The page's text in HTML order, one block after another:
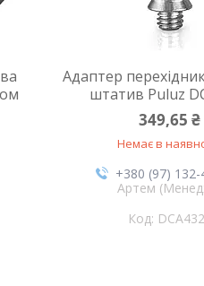
Адаптер
штатив Puluz
349,65 ₴
Немає в
+380 (97) 132-
Артем